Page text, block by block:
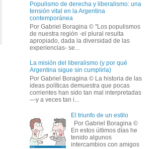
Populismo de derecha y liberalismo: una
tensión vital en la Argentina
contemporánea
Por Gabriel Boragina © ''Los populismos
de nuestra región -el plural resulta
apropiado, dada la diversidad de las
experiencias- se...
La misión del liberalismo (y por qué
Argentina sigue sin cumplirla)
Por Gabriel Boragina © La historia de las
ideas políticas demuestra que pocas
corrientes han sido tan mal interpretadas
—y a veces tan i...
El triunfo de un estilo
Por Gabriel Boragina ©
En estos últimos días he
tenido algunos
intercambios con amigos